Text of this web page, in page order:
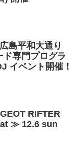
島平和大通り
ド専門プログラ
イベント開催！
RIFTER
≫ 12.6 sun